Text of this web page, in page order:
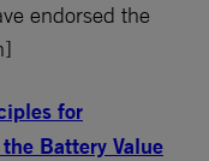
endorsed the
for
Battery Value